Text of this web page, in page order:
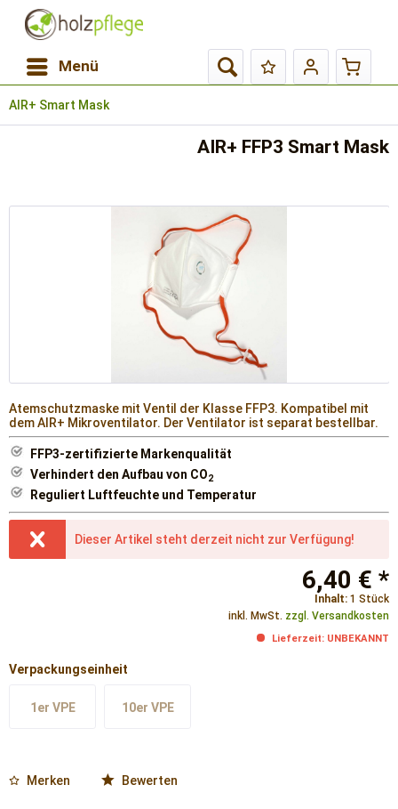
Menü
AIR+ Smart Mask
AIR+ FFP3 Smart Mask
Atemschutzmaske mit Ventil der Klasse FFP3. Kompatibel mit
dem AIR+ Mikroventilator. Der Ventilator ist separat bestellbar.
FFP3-zertifizierte Markenqualität
Verhindert den Aufbau von CO2
Reguliert Luftfeuchte und Temperatur
Dieser Artikel steht derzeit nicht zur Verfügung!
6,40 € *
Inhalt: 1 Stück
inkl. MwSt. zzgl. Versandkosten
Lieferzeit: UNBEKANNT
Verpackungseinheit
1er VPE 10er VPE
Merken Bewerten